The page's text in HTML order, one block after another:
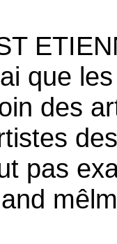
que
des
pas